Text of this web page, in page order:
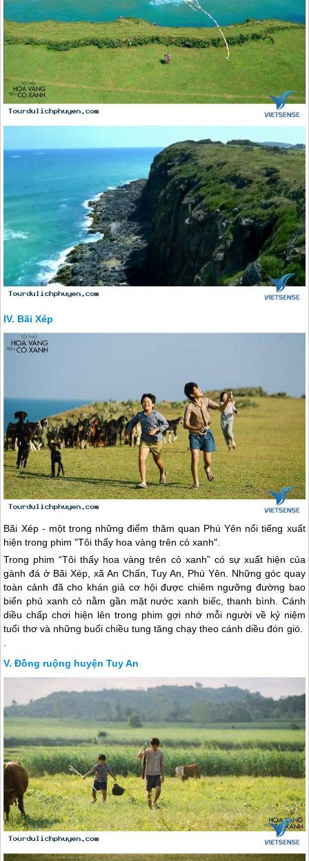
Bãi Xép
Bãi Xép - một trong những điểm thăm quan Phú Yên nổi tiếng xuất
hiện trong phim "Tôi thấy hoa vàng trên cỏ xanh".
Trong phim “Tôi thấy hoa vàng trên cỏ xanh” có sự xuất hiện của
gành đá ở Bãi Xép, xã An Chấn, Tuy An, Phú Yên . Những góc quay
toàn cảnh đã cho khán giả cơ hội được chiêm ngưỡng đường bao
biển phủ xanh cỏ nằm gần mặt nước xanh biếc, thanh bình. Cánh
diều chấp chơi hiện lên trong phim gợi nhớ mỗi người về kỷ niệm
tuổi thơ và những buổi chiều tung tăng chạy theo cánh diều đón gió.
Đồng ruộng huyện Tuy An